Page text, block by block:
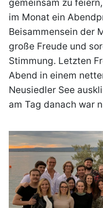
gemeinsam zu
im Monat ein
Beisammensein der
große Freude und
Stimmung. Letzten
Abend in einem
Neusiedler See
am Tag danach war